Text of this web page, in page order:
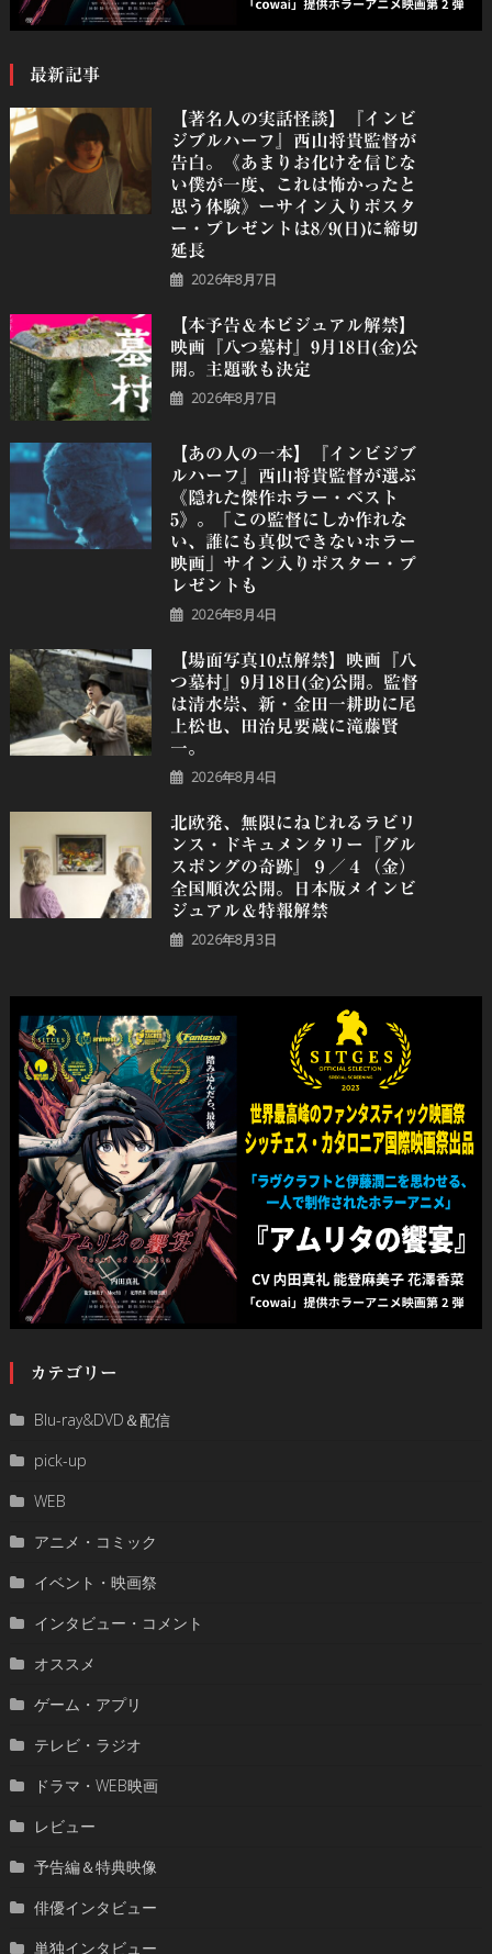
最新記事
【著名人の実話怪談】『インビ
ジブルハーフ』⻄⼭将貴監督が
告白。《あまりお化けを信じな
い僕が一度、これは怖かったと
思う体験》ーサイン入りポスタ
ー・プレゼントは8/9(日)に締切
延長
2026年8月7日
【本予告＆本ビジュアル解禁】
映画『八つ墓村』9月18日(金)公
開。主題歌も決定
2026年8月7日
【あの人の一本】『インビジブ
ルハーフ』⻄⼭将貴監督が選ぶ
《隠れた傑作ホラー・ベスト
5》。「この監督にしか作れな
い、誰にも真似できないホラー
映画」サイン入りポスター・プ
レゼントも
2026年8月4日
【場面写真10点解禁】映画『八
つ墓村』9月18日(金)公開。監督
は清水崇、新・金田一耕助に尾
上松也、田治見要蔵に滝藤賢
一。
2026年8月4日
北欧発、無限にねじれるラビリ
ンス・ドキュメンタリー『グル
スポングの奇跡』９／４（金）
全国順次公開。日本版メインビ
ジュアル＆特報解禁
2026年8月3日
カテゴリー
Blu-ray&DVD＆配信
pick-up
WEB
アニメ・コミック
イベント・映画祭
インタビュー・コメント
オススメ
ゲーム・アプリ
テレビ・ラジオ
ドラマ・WEB映画
レビュー
予告編＆特典映像
俳優インタビュー
単独インタビュー